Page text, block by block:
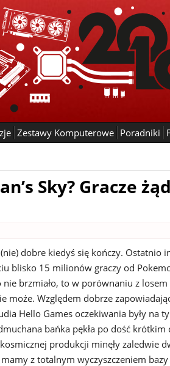
Zestawy Komputerowe Poradniki
Sky? Gracze
dobre kiedyś się kończy. Ostatnio
blisko 15 milionów graczy od
brzmiało, to w porównaniu z losem
może. Względem dobrze
Hello Games oczekiwania były na
bańka pękła po dość krótkim
produkcji minęły zaledwie
z totalnym wyczyszczeniem